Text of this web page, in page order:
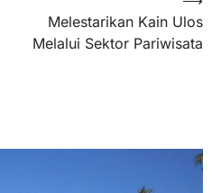
Melestarikan Kain Ulos
Melalui Sektor Pariwisata